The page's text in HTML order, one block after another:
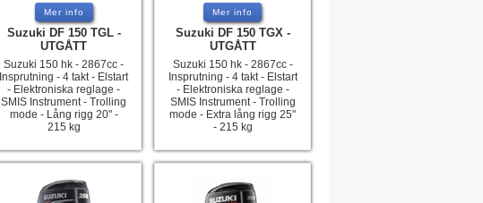
Mer info
Suzuki DF 150 TGL -
UTGÅTT
Suzuki 150 hk - 2867cc -
Insprutning - 4 takt - Elstart
- Elektroniska reglage -
SMIS Instrument - Trolling
mode - Lång rigg 20" -
215 kg
Mer info
Suzuki DF 150 TGX -
UTGÅTT
Suzuki 150 hk - 2867cc -
Insprutning - 4 takt - Elstart
- Elektroniska reglage -
SMIS Instrument - Trolling
mode - Extra lång rigg 25"
- 215 kg